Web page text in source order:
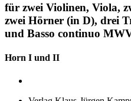
für zwei Violinen, Viola,
zwei Hörner (in D), drei
und Basso continuo
Horn I und II